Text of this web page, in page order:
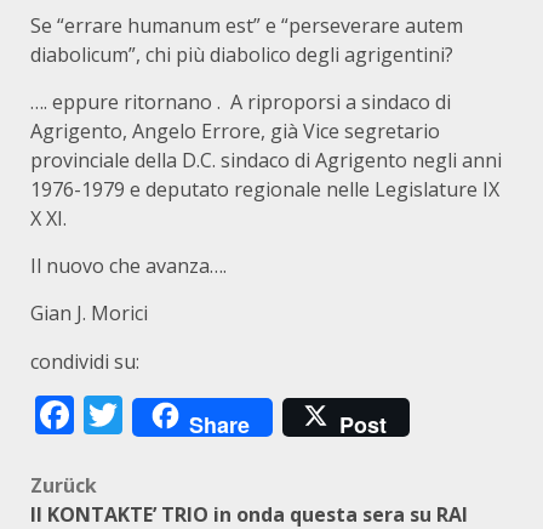
Se “errare humanum est” e “perseverare autem
diabolicum”, chi più diabolico degli agrigentini?
…. eppure ritornano . A riproporsi a sindaco di
Agrigento, Angelo Errore, già Vice segretario
provinciale della D.C. sindaco di Agrigento negli anni
1976-1979 e deputato regionale nelle Legislature IX
X XI.
Il nuovo che avanza….
Gian J. Morici
condividi su:
Facebook
Twitter
Share Post
Beitragsnavigation
Zurück
Il KONTAKTE’ TRIO in onda questa sera su RAI